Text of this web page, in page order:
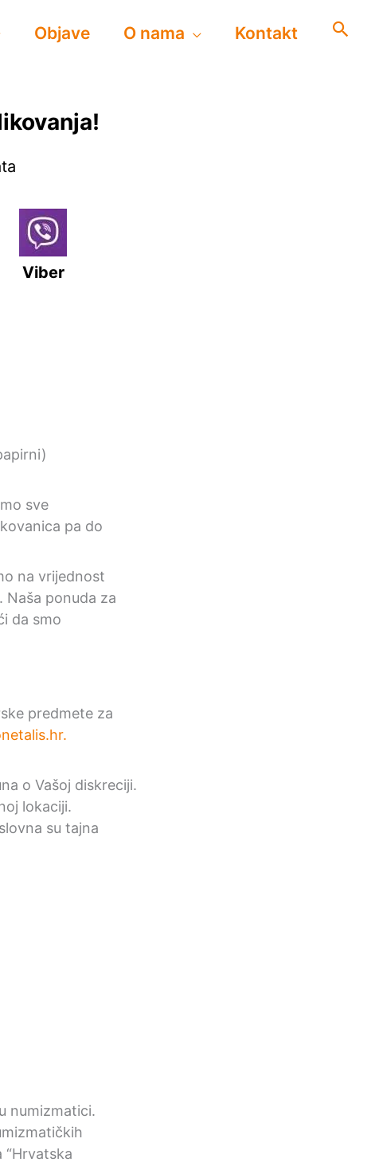
Objave O nama Kontakt
Viber
sve
pa do
na vrijednost
Naša ponuda za
da smo
predmete za
.
o Vašoj diskreciji.
lokaciji.
su tajna
numizmatici.